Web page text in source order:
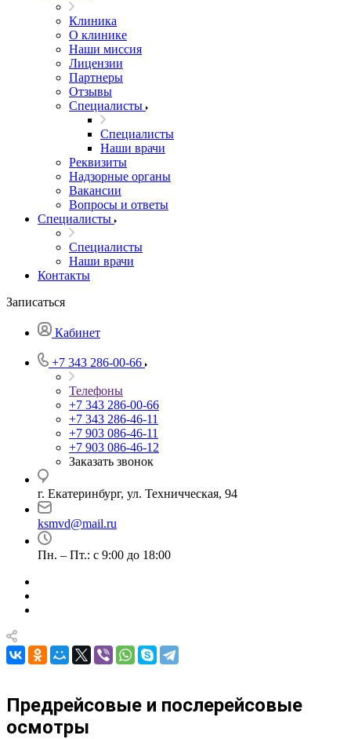
Клиника
О клинике
Наши миссия
Лицензии
Партнеры
Отзывы
Специалисты
Специалисты
Наши врачи
Реквизиты
Надзорные органы
Вакансии
Вопросы и ответы
Специалисты
Специалисты
Наши врачи
Контакты
Записаться
Кабинет
+7 343 286-00-66
Телефоны
+7 343 286-00-66
+7 343 286-46-11
+7 903 086-46-11
+7 903 086-46-12
Заказать звонок
г. Екатеринбург, ул. Техничческая, 94
ksmvd@mail.ru
Пн. – Пт.: с 9:00 до 18:00
Предрейсовые и послерейсовые
осмотры